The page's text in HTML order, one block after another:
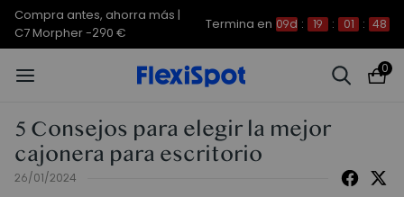
Compra antes, ahorra más | E7
Termina en 09d : 19 : 01 : 47
0
5 Consejos para elegir la mejor
cajonera para escritorio
26/01/2024